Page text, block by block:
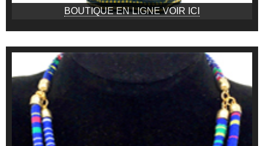
BOUTIQUE EN LIGNE VOIR ICI